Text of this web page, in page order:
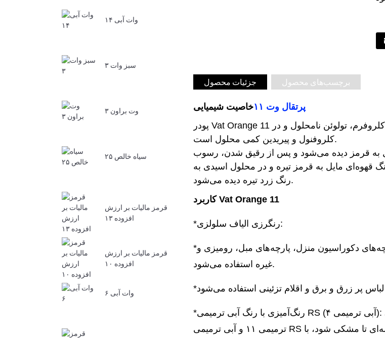
وات آبی ۱۴
سبز وات ۳
وت براون ۳
سیاه خالص ۲۵
قرمز مالیات بر ارزش
افزوده ۱۳
قرمز مالیات بر ارزش
افزوده ۱۰
وات آبی ۶
جزئیات محصول برچسب‌های محصول
پرتقال وت ۱۱
خاصیت شیمیایی
پودر Vat Orange 11 به رنگ قهوه‌ای مایل به قرمز است و در آب، اتانول، استون، کلروفرم، تولوئن نامحلول و در o-
کلروفنول و پیریدین کمی محلول است.
مایل به قرمز دیده می‌شود و پس از رقیق شدن، رسوب
قهوه‌ای مایل به قرمز تیره و در محلول اسیدی به
رنگ زرد تیره دیده می‌شود.
کاربرد Vat Orange 11
*رنگرزی الیاف سلولزی:
*پارچه‌های پنبه‌ای: عمدتاً برای منسوجات داخلی مانند پرده، پارچه‌های دکوراسیون منزل، پارچه‌های مبل، رومیزی و
غیره استفاده می‌شود.
*رنگ‌آمیزی با رنگ آبی ترمیمی RS (آبی ترمیمی ۴): این یک کاربرد کلاسیک و مهم از آن است. مخلوط کردن نارنجی
ترمیمی ۱۱ و آبی ترمیمی RS با نسبت مشخص می‌تواند منجر به مجموعه‌ای از رنگ‌ها از سرمه‌ای تا مشکی شود، با